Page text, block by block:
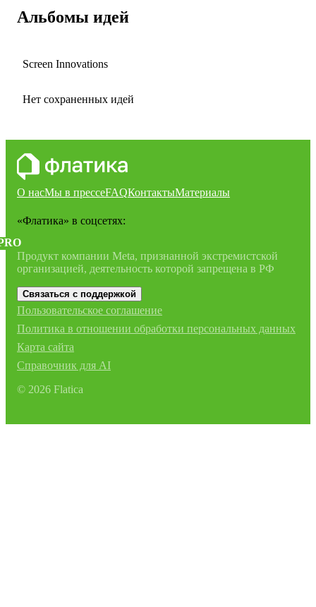
Альбомы идей
Screen Innovations
Нет сохраненных идей
О насМы в прессеFAQКонтактыМатериалы
«Флатика» в соцсетях:
Продукт компании Meta, признанной экстремистской
организацией, деятельность которой запрещена в РФ
Связаться с поддержкой
Пользовательское соглашение
Политика в отношении обработки персональных данных
Карта сайта
Справочник для AI
© 2026 Flatica